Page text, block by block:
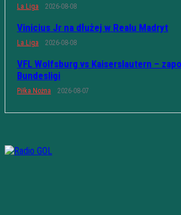
La Liga 2026-08-08
Vinicius Jr na dłużej w Realu Madryt
La Liga 2026-08-08
VFL Wolfsburg vs Kaiserslautern –
Bundesligi
Piłka Nożna 2026-08-07